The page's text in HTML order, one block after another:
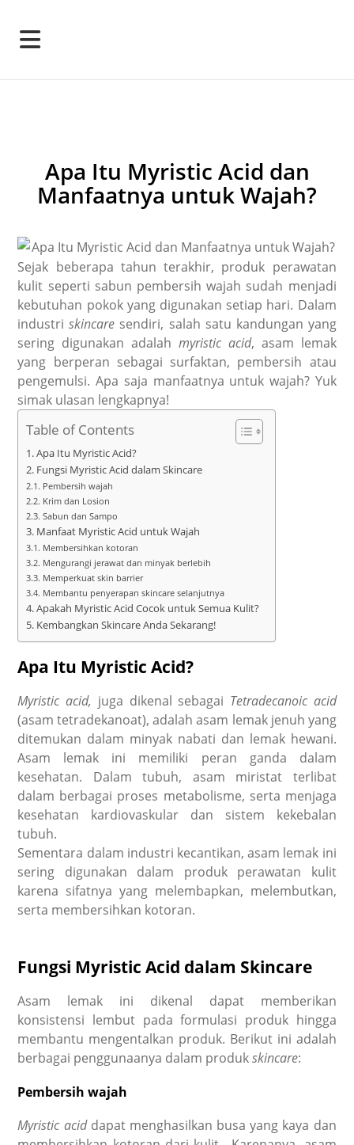
Apa Itu Myristic Acid dan
Manfaatnya untuk Wajah?
Sejak beberapa tahun terakhir, produk perawatan
kulit seperti sabun pembersih wajah sudah menjadi
kebutuhan pokok yang digunakan setiap hari. Dalam
industriskincare sendiri, salah satu kandungan yang
sering digunakan adalah myristic acid, asam lemak
yang berperan sebagai surfaktan, pembersih atau
pengemulsi. Apa saja manfaatnya untuk wajah? Yuk
simak ulasan lengkapnya!
Table of Contents
Apa Itu Myristic Acid?
Fungsi Myristic Acid dalam Skincare
Pembersih wajah
Krim dan Losion
Sabun dan Sampo
Manfaat Myristic Acid untuk Wajah
Membersihkan kotoran
Mengurangi jerawat dan minyak berlebih
Memperkuat skin barrier
Membantu penyerapan skincare selanjutnya
Apakah Myristic Acid Cocok untuk Semua Kulit?
Kembangkan Skincare Anda Sekarang!
Apa Itu Myristic Acid?
Myristic acid, juga dikenal sebagai Tetradecanoic acid
(asam tetradekanoat), adalah asam lemak jenuh yang
ditemukan dalam minyak nabati dan lemak hewani.
Asam lemak ini memiliki peran ganda dalam
kesehatan. Dalam tubuh, asam miristat terlibat
dalam berbagai proses metabolisme, serta menjaga
kesehatan kardiovaskular dan sistem kekebalan
tubuh.
Sementara dalam industri kecantikan, asam lemak ini
sering digunakan dalam produk perawatan kulit
karena sifatnya yang melembapkan, melembutkan,
serta membersihkan kotoran.
Fungsi Myristic Acid dalam Skincare
Asam lemak ini dikenal dapat memberikan
konsistensi lembut pada formulasi produk hingga
membantu mengentalkan produk. Berikut ini adalah
berbagai penggunaanya dalam produkskincare:
Pembersih wajah
Myristic aciddapat menghasilkan busa yang kaya dan